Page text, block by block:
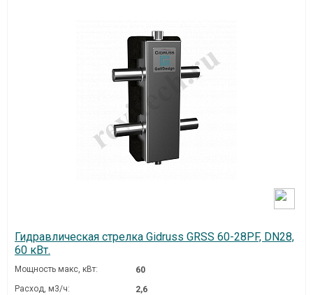
Гидравлическая стрелка Gidruss GRSS 60-28PF, DN28,
60 кВт.
Мощность макс, кВт:
60
Расход, м3/ч:
2,6